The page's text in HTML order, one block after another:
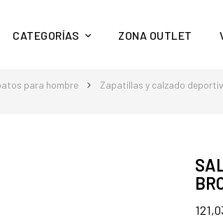
mucho más en Aquí
CATEGORÍAS ZONA OUTLET
para hombre Zapatillas y calzado